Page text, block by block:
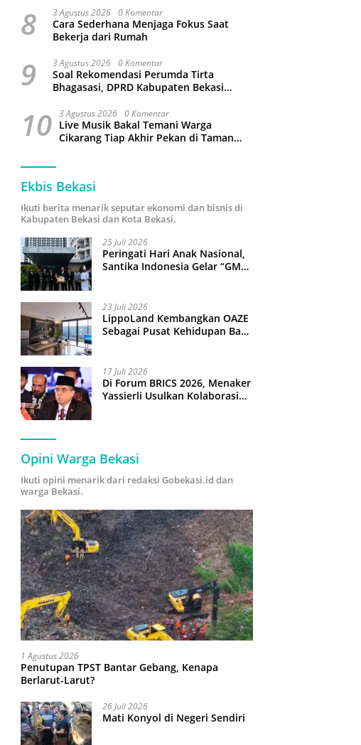
8 3 Agustus 2026 0 Komentar
Cara Sederhana Menjaga Fokus Saat
Bekerja dari Rumah
9 3 Agustus 2026 0 Komentar
Soal Rekomendasi Perumda Tirta
Bhagasasi, DPRD Kabupaten Bekasi
10 3 Agustus 2026 0 Komentar
Live Musik Bakal Temani Warga
Cikarang Tiap Akhir Pekan di Taman
Ekbis Bekasi
Ikuti berita menarik seputar ekonomi dan bisnis di
Kabupaten Bekasi dan Kota Bekasi.
25 Juli 2026
Peringati Hari Anak Nasional,
Santika Indonesia Gelar “GM
23 Juli 2026
LippoLand Kembangkan OAZE
Sebagai Pusat Kehidupan Baru
17 Juli 2026
Di Forum BRICS 2026, Menaker
Yassierli Usulkan Kolaborasi
Opini Warga Bekasi
Ikuti opini menarik dari redaksi Gobekasi.id dan
warga Bekasi.
1 Agustus 2026
Penutupan TPST Bantar Gebang, Kenapa
Berlarut-Larut?
26 Juli 2026
Mati Konyol di Negeri Sendiri